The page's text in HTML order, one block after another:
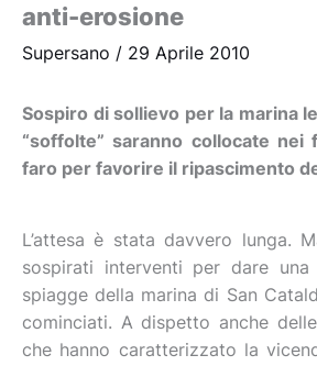
anti-erosione
Supersano / 29 Aprile 2010
Sospiro di sollievo per la marina
“soffolte” saranno collocate nei
faro per favorire il ripascimento
L’attesa è stata davvero lunga.
sospirati interventi per dare
spiagge della marina di San
cominciati. A dispetto anche
che hanno caratterizzato la